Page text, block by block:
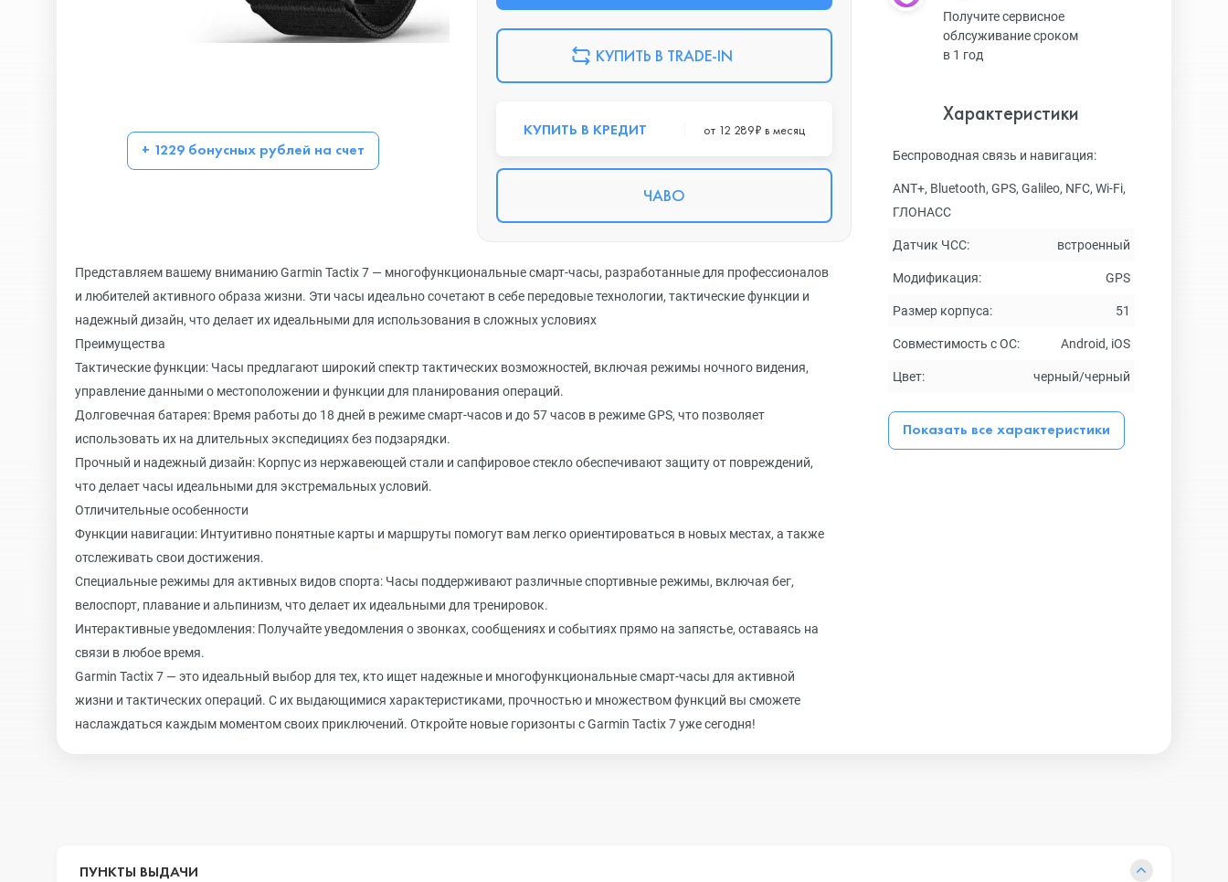
+ 1229 бонусных рублей на счет
КУПИТЬ В TRADE-IN
КУПИТЬ В КРЕДИТ от 12 289₽ в месяц
ЧАВО
Представляем вашему вниманию Garmin Tactix 7 — многофункциональные смарт-часы, разработанные для профессионалов
и любителей активного образа жизни. Эти часы идеально сочетают в себе передовые технологии, тактические функции и
надежный дизайн, что делает их идеальными для использования в сложных условиях
Преимущества
Тактические функции: Часы предлагают широкий спектр тактических возможностей, включая режимы ночного видения,
управление данными о местоположении и функции для планирования операций.
Долговечная батарея: Время работы до 18 дней в режиме смарт-часов и до 57 часов в режиме GPS, что позволяет
использовать их на длительных экспедициях без подзарядки.
Прочный и надежный дизайн: Корпус из нержавеющей стали и сапфировое стекло обеспечивают защиту от повреждений,
что делает часы идеальными для экстремальных условий.
Отличительные особенности
Функции навигации: Интуитивно понятные карты и маршруты помогут вам легко ориентироваться в новых местах, а также
отслеживать свои достижения.
Специальные режимы для активных видов спорта: Часы поддерживают различные спортивные режимы, включая бег,
велоспорт, плавание и альпинизм, что делает их идеальными для тренировок.
Интерактивные уведомления: Получайте уведомления о звонках, сообщениях и событиях прямо на запястье, оставаясь на
связи в любое время.
Garmin Tactix 7 — это идеальный выбор для тех, кто ищет надежные и многофункциональные смарт-часы для активной
жизни и тактических операций. С их выдающимися характеристиками, прочностью и множеством функций вы сможете
наслаждаться каждым моментом своих приключений. Откройте новые горизонты с Garmin Tactix 7 уже сегодня!
Получите сервисное
облсуживание сроком
в 1 год
Характеристики
Беспроводная связь и навигация:
ANT+, Bluetooth, GPS, Galileo, NFC, Wi-Fi,
ГЛОНАСC
Датчик ЧСС: встроенный
Модификация: GPS
Размер корпуса: 51
Совместимость с ОС: Android, iOS
Цвет: черный/черный
Показать все характеристики
ПУНКТЫ ВЫДАЧИ